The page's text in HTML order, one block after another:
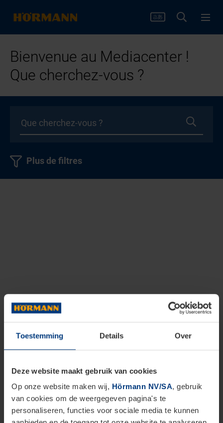
Toestemming Details Over
Deze website maakt gebruik van cookies
Op onze website maken wij, Hörmann NV/SA, gebruik
van cookies om de weergegeven pagina's te
personaliseren, functies voor sociale media te kunnen
Bienvenue au Mediacenter !
Que cherchez-vous ?
Plus de filtres